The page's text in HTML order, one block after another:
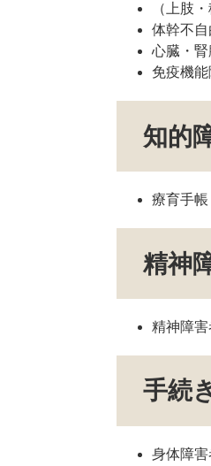
（上肢
体幹不
心臓・
免疫機
知的
療育手帳
精神
精神障
手続
身体障